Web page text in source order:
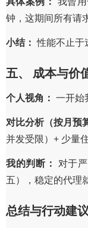
钟，这期间所有请
小结： 性能不止于
五、 成本与价
个人视角： 一开始
对比分析（按月预
并发受限）+ 少量
我的判断： 对于
五），稳定的代理
总结与行动建议